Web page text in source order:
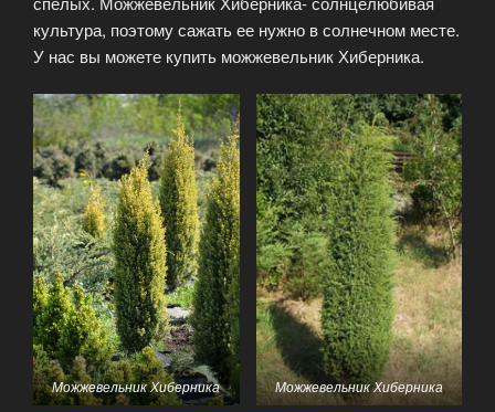
культура, поэтому сажать ее нужно в солнечном месте.
У нас вы можете купить можжевельник Хиберника.
Можжевельник Хиберника Можжевельник Хиберника